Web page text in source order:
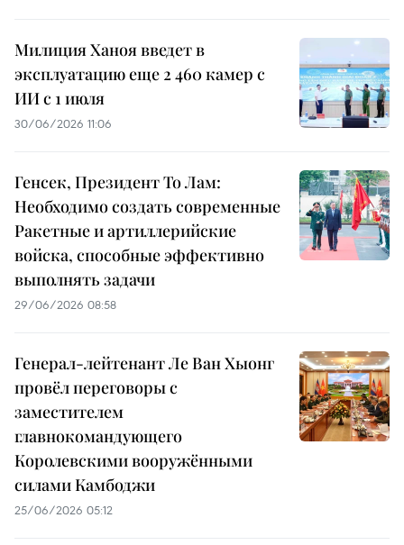
Милиция Ханоя введет в
эксплуатацию еще 2 460 камер с
ИИ с 1 июля
30/06/2026 11:06
Генсек, Президент То Лам:
Необходимо создать современные
Ракетные и артиллерийские
войска, способные эффективно
выполнять задачи
29/06/2026 08:58
Генерал-лейтенант Ле Ван Хыонг
провёл переговоры с
заместителем
главнокомандующего
Королевскими вооружёнными
силами Камбоджи
25/06/2026 05:12